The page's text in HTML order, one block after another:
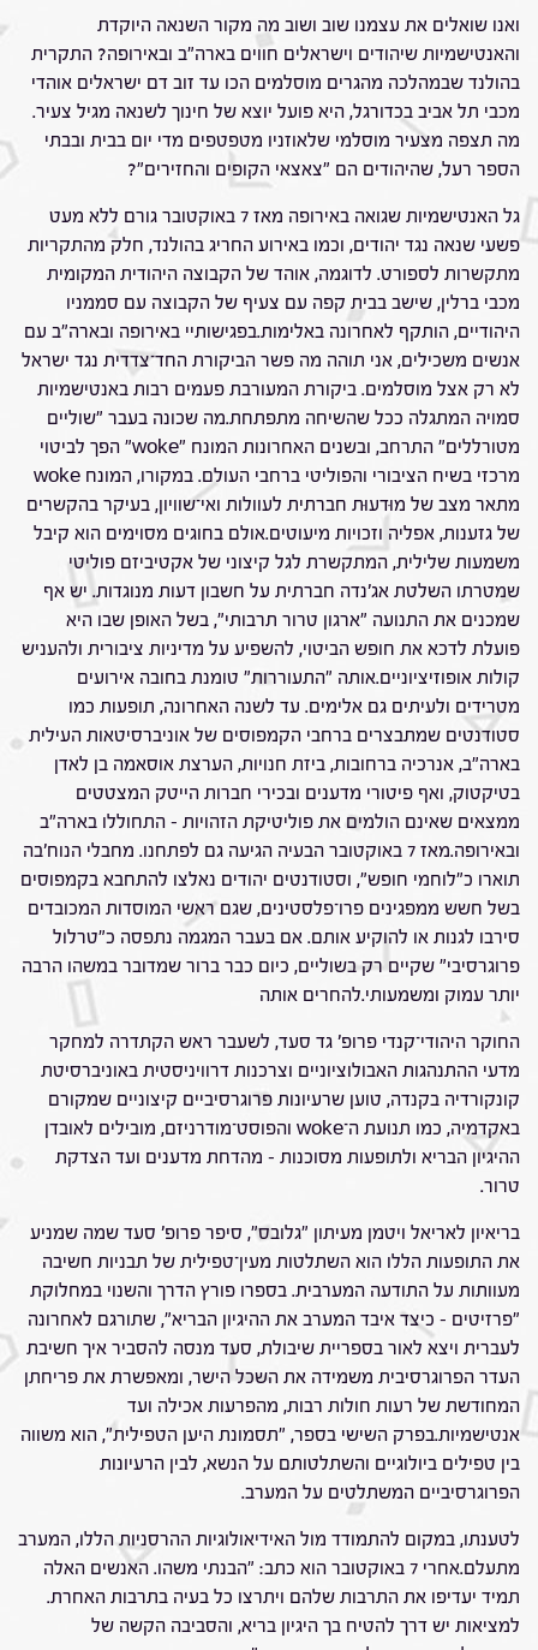
ואנו שואלים את עצמנו שוב ושוב מה מקור השנאה היוקדת
והאנטישמיות שיהודים וישראלים חווים בארה"ב ובאירופה? התקרית
בהולנד שבמהלכה מהגרים מוסלמים הכו עד זוב דם ישראלים אוהדי
מכבי תל אביב בכדורגל, היא פועל יוצא של חינוך לשנאה מגיל צעיר.
מה תצפה מצעיר מוסלמי שלאוזניו מטפטפים מדי יום בבית ובבתי
הספר רעל, שהיהודים הם "צאצאי הקופים והחזירים"?
גל האנטישמיות שגואה באירופה מאז 7 באוקטובר גורם ללא מעט
פשעי שנאה נגד יהודים, וכמו באירוע החריג בהולנד, חלק מהתקריות
מתקשרות לספורט. לדוגמה, אוהד של הקבוצה היהודית המקומית
מכבי ברלין, שישב בבית קפה עם צעיף של הקבוצה עם סממניו
היהודיים, הותקף לאחרונה באלימות.בפגישותיי באירופה ובארה"ב עם
אנשים משכילים, אני תוהה מה פשר הביקורת החד־צדדית נגד ישראל
לא רק אצל מוסלמים. ביקורת המעורבת פעמים רבות באנטישמיות
סמויה המתגלה ככל שהשיחה מתפתחת.מה שכונה בעבר "שוליים
מטורללים" התרחב, ובשנים האחרונות המונח "woke" הפך לביטוי
מרכזי בשיח הציבורי והפוליטי ברחבי העולם. במקורו, המונח woke
מתאר מצב של מוּדעוּת חברתית לעוולות ואי־שוויון, בעיקר בהקשרים
של גזענות, אפליה וזכויות מיעוטים.אולם בחוגים מסוימים הוא קיבל
משמעות שלילית, המתקשרת לגל קיצוני של אקטיביזם פוליטי
שמטרתו השלטת אג'נדה חברתית על חשבון דעות מנוגדות. יש אף
שמכנים את התנועה "ארגון טרור תרבותי", בשל האופן שבו היא
פועלת לדכא את חופש הביטוי, להשפיע על מדיניות ציבורית ולהעניש
קולות אופוזיציוניים.אותה "התעוררות" טומנת בחובה אירועים
מטרידים ולעיתים גם אלימים. עד לשנה האחרונה, תופעות כמו
סטודנטים שמתבצרים ברחבי הקמפוסים של אוניברסיטאות העילית
בארה"ב, אנרכיה ברחובות, ביזת חנויות, הערצת אוסאמה בן לאדן
בטיקטוק, ואף פיטורי מדענים ובכירי חברות הייטק המצטטים
ממצאים שאינם הולמים את פוליטיקת הזהויות – התחוללו בארה"ב
ובאירופה.מאז 7 באוקטובר הבעיה הגיעה גם לפתחנו. מחבלי הנוח'בה
תוארו כ"לוחמי חופש", וסטודנטים יהודים נאלצו להתחבא בקמפוסים
בשל חשש ממפגינים פרו־פלסטינים, שגם ראשי המוסדות המכובדים
סירבו לגנות או להוקיע אותם. אם בעבר המגמה נתפסה כ"טרלול
פרוגרסיבי" שקיים רק בשוליים, כיום כבר ברור שמדובר במשהו הרבה
יותר עמוק ומשמעותי.להחרים אותה
החוקר היהודי־קנדי פרופ' גד סעד, לשעבר ראש הקתדרה למחקר
מדעי ההתנהגות האבולוציוניים וצרכנות דרוויניסטית באוניברסיטת
קונקורדיה בקנדה, טוען שרעיונות פרוגרסיביים קיצוניים שמקורם
באקדמיה, כמו תנועת ה־woke והפוסט־מודרניזם, מובילים לאובדן
ההיגיון הבריא ולתופעות מסוכנות – מהדחת מדענים ועד הצדקת
טרור.
בריאיון לאריאל ויטמן מעיתון "גלובס", סיפר פרופ' סעד שמה שמניע
את התופעות הללו הוא השתלטות מעין־טפילית של תבניות חשיבה
מעוותות על התודעה המערבית. בספרו פורץ הדרך והשנוי במחלוקת
"פרזיטים – כיצד איבד המערב את ההיגיון הבריא", שתורגם לאחרונה
לעברית ויצא לאור בספריית שיבולת, סעד מנסה להסביר איך חשיבת
העדר הפרוגרסיבית משמידה את השכל הישר, ומאפשרת את פריחתן
המחודשת של רעות חולות רבות, מהפרעות אכילה ועד
אנטישמיות.בפרק השישי בספר, "תסמונת היען הטפילית", הוא משווה
בין טפילים ביולוגיים והשתלטותם על הנשא, לבין הרעיונות
הפרוגרסיביים המשתלטים על המערב.
לטענתו, במקום להתמודד מול האידיאולוגיות ההרסניות הללו, המערב
מתעלם.אחרי 7 באוקטובר הוא כתב: "הבנתי משהו. האנשים האלה
תמיד יעדיפו את התרבות שלהם ויתרצו כל בעיה בתרבות האחרת.
למציאות יש דרך להטיח בך היגיון בריא, והסביבה הקשה של